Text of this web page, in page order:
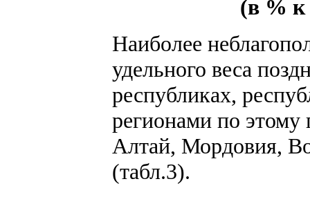
(в % к
Наиболее
удельного веса
республиках,
регионами по этому
Алтай, Мордовия,
(табл.3).